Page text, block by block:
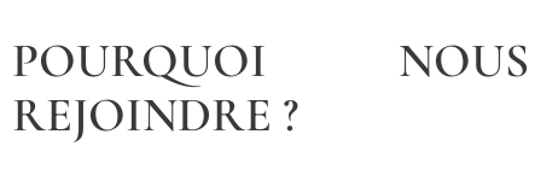
POURQUOI NOUS
REJOINDRE ?